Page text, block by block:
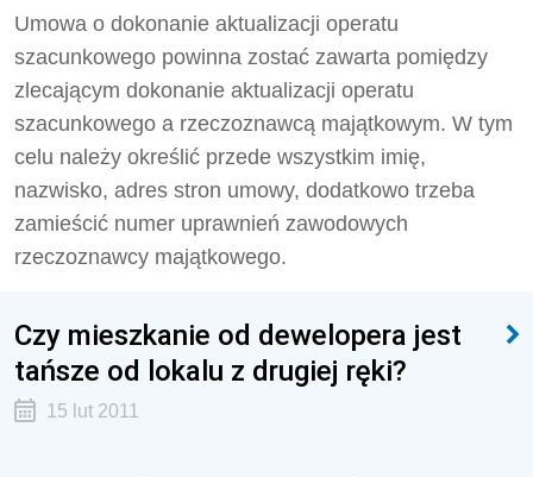
Umowa o dokonanie aktualizacji operatu
szacunkowego powinna zostać zawarta pomiędzy
zlecającym dokonanie aktualizacji operatu
szacunkowego a rzeczoznawcą majątkowym. W tym
celu należy określić przede wszystkim imię,
nazwisko, adres stron umowy, dodatkowo trzeba
zamieścić numer uprawnień zawodowych
rzeczoznawcy majątkowego.
Czy mieszkanie od dewelopera jest
tańsze od lokalu z drugiej ręki?
15 lut 2011